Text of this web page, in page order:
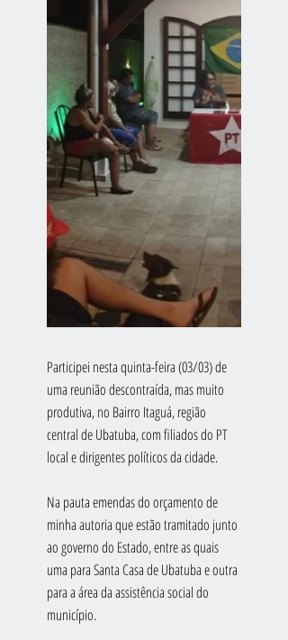
Participei nesta quinta-feira (03/03) de
uma reunião descontraída, mas muito
produtiva, no Bairro Itaguá, região
central de Ubatuba, com filiados do PT
local e dirigentes políticos da cidade.
Na pauta emendas do orçamento de
minha autoria que estão tramitado junto
ao governo do Estado, entre as quais
uma para Santa Casa de Ubatuba e outra
para a área da assistência social do
município.